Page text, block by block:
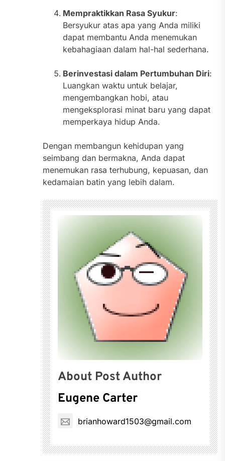
Mempraktikkan Rasa Syukur:
Bersyukur atas apa yang Anda miliki
dapat membantu Anda menemukan
kebahagiaan dalam hal-hal sederhana.
Berinvestasi dalam Pertumbuhan Diri:
Luangkan waktu untuk belajar,
mengembangkan hobi, atau
mengeksplorasi minat baru yang dapat
memperkaya hidup Anda.
Dengan membangun kehidupan yang
seimbang dan bermakna, Anda dapat
menemukan rasa terhubung, kepuasan, dan
kedamaian batin yang lebih dalam.
About Post Author
Eugene Carter
brianhoward1503@gmail.com